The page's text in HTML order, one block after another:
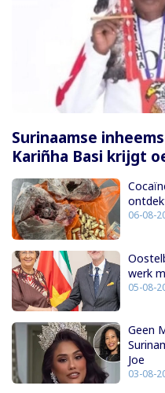
Surinaamse
Kariñha Basi krijgt
06-08-
werk
05-08-
Geen
Joe
03-08-